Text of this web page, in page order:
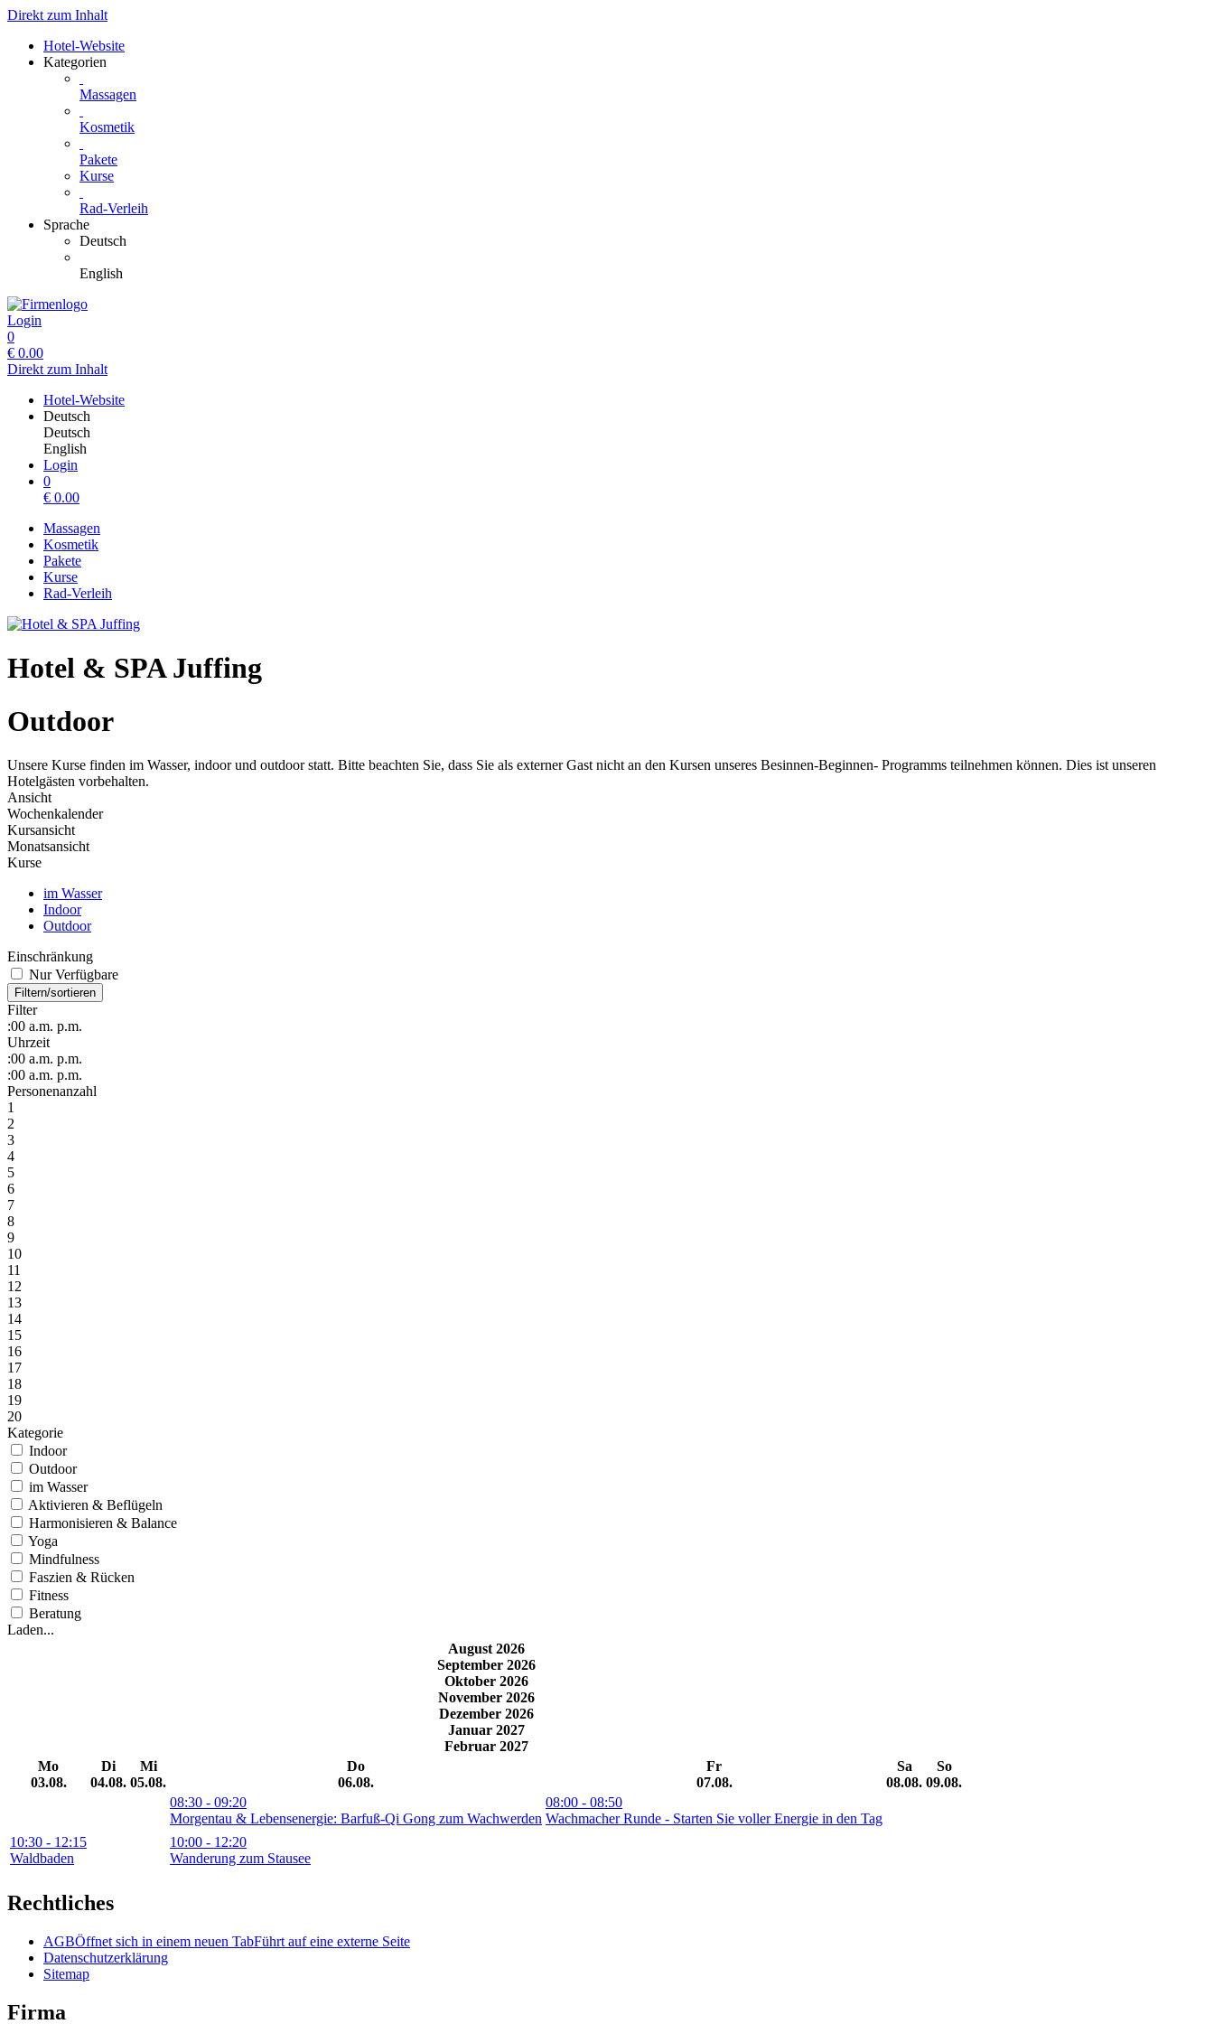
Direkt zum Inhalt
Hotel-Website
Kategorien
Massagen
Kosmetik
Pakete
Kurse
Rad-Verleih
Sprache
Deutsch
English
Login
0
€ 0.00
Direkt zum Inhalt
Hotel-Website
Deutsch
Deutsch
English
Login
0
€ 0.00
Massagen
Kosmetik
Pakete
Kurse
Rad-Verleih
Hotel & SPA Juffing
Outdoor
Unsere Kurse finden im Wasser, indoor und outdoor statt. Bitte beachten Sie, dass Sie als externer Gast nicht an den Kursen unseres Besinnen-Beginnen- Programms teilnehmen können. Dies ist unseren
Hotelgästen vorbehalten.
Ansicht
Wochenkalender
Kursansicht
Monatsansicht
Kurse
im Wasser
Indoor
Outdoor
Einschränkung
Nur Verfügbare
Filtern/sortieren
Filter
:00 a.m. p.m.
Uhrzeit
:00 a.m. p.m.
:00 a.m. p.m.
Personenanzahl
1
2
3
4
5
6
7
8
9
10
11
12
13
14
15
16
17
18
19
20
Kategorie
Indoor
Outdoor
im Wasser
Aktivieren & Beflügeln
Harmonisieren & Balance
Yoga
Mindfulness
Faszien & Rücken
Fitness
Beratung
Laden...
August 2026
September 2026
Oktober 2026
November 2026
Dezember 2026
Januar 2027
Februar 2027
Mo
03.08.
Di
04.08.
Mi
05.08.
Do
06.08.
Fr
07.08.
Sa
08.08.
So
09.08.
08:30 - 09:20
Morgentau & Lebensenergie: Barfuß-Qi Gong zum Wachwerden
08:00 - 08:50
Wachmacher Runde - Starten Sie voller Energie in den Tag
10:30 - 12:15
Waldbaden
10:00 - 12:20
Wanderung zum Stausee
Rechtliches
AGBÖffnet sich in einem neuen TabFührt auf eine externe Seite
Datenschutzerklärung
Sitemap
Firma